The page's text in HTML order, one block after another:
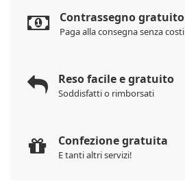
Contrassegno gratuito
Paga alla consegna senza costi
Reso facile e gratuito
Soddisfatti o rimborsati
Confezione gratuita
E tanti altri servizi!